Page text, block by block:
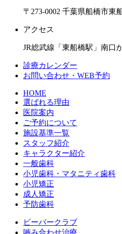
〒273-0002 千葉県船橋市東
アクセス
JR総武線「東船橋駅」南口
診療カレンダー
お問い合わせ・WEB予約
HOME
選ばれる理由
医院案内
ご予約について
施設基準一覧
スタッフ紹介
キャラクター紹介
一般歯科
小児歯科・マタニティ歯科
小児矯正
成人矯正
予防歯科
ビーバークラブ
嚙み合わせ治療